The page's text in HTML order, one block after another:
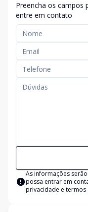
Preencha os campos
entre em contato
As informações
possa entrar em
privacidade e termos